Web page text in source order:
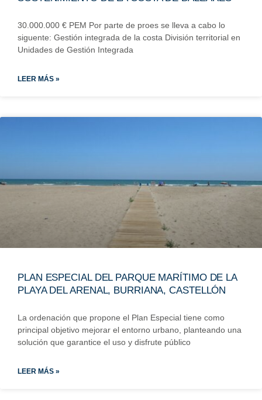
30.000.000 € PEM Por parte de proes se lleva a cabo lo
siguente: Gestión integrada de la costa División territorial en
Unidades de Gestión Integrada
LEER MÁS »
PLAN ESPECIAL DEL PARQUE MARÍTIMO DE LA
PLAYA DEL ARENAL, BURRIANA, CASTELLÓN
La ordenación que propone el Plan Especial tiene como
principal objetivo mejorar el entorno urbano, planteando una
solución que garantice el uso y disfrute público
LEER MÁS »